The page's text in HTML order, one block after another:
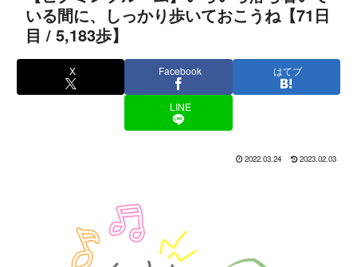
いる間に、しっかり歩いておこうね【71日
目 / 5,183歩】
X Facebook はてブ
LINE
2022.03.24 2023.02.03